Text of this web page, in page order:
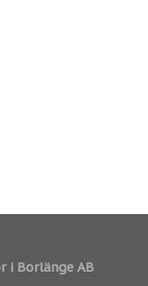
i Borlänge AB